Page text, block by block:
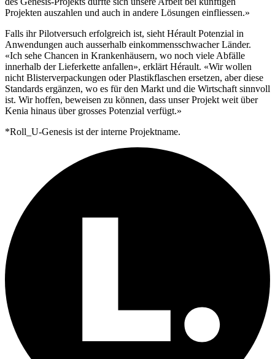
Projekten auszahlen und auch in andere Lösungen einfliessen.»
Falls ihr Pilotversuch erfolgreich ist, sieht Hérault Potenzial in
Anwendungen auch ausserhalb einkommensschwacher Länder.
«Ich sehe Chancen in Krankenhäusern, wo noch viele Abfälle
innerhalb der Lieferkette anfallen», erklärt Hérault. «Wir wollen
nicht Blisterverpackungen oder Plastikflaschen ersetzen, aber diese
Standards ergänzen, wo es für den Markt und die Wirtschaft sinnvoll
ist. Wir hoffen, beweisen zu können, dass unser Projekt weit über
Kenia hinaus über grosses Potenzial verfügt.»
*Roll_U-Genesis ist der interne Projektname.